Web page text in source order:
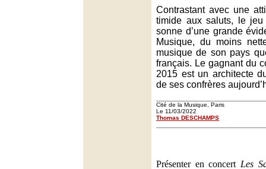
Contrastant avec une
timide aux saluts, le
sonne d’une grande
Musique, du moins
musique de son pays
français. Le gagnant du
2015 est un architecte
de ses confrères
Cité de la Musique, Paris
Le 11/03/2022
Thomas DESCHAMPS
Présenter en concert Les